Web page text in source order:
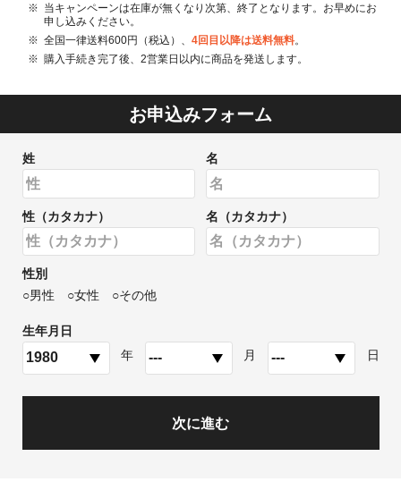
当キャンペーンは在庫が無くなり次第、終了となります。お早めにお
申し込みください。
全国一律送料600円（税込）、 4回目以降は送料無料。
購入手続き完了後、2営業日以内に商品を発送します。
お申込みフォーム
姓 名
性（カタカナ） 名（カタカナ）
性別
男性
女性 その他
生年月日
年
月 日
次に進む